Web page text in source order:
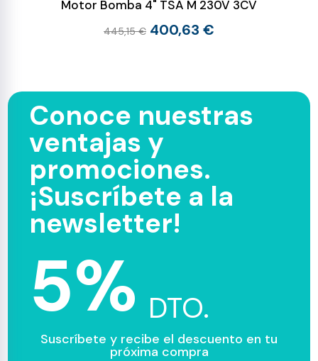
Motor Bomba 4" TSA M 230V 3CV
445,15 € 400,63 €
Conoce nuestras
ventajas y
promociones.
¡Suscríbete a la
newsletter!
5% DTO.
Suscríbete y recibe el descuento en tu
próxima compra